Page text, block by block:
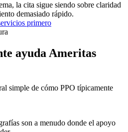
la cita sigue siendo sobre claridad
demasiado rápido.
primero
ayuda Ameritas
simple de cómo PPO típicamente
son a menudo donde el apoyo